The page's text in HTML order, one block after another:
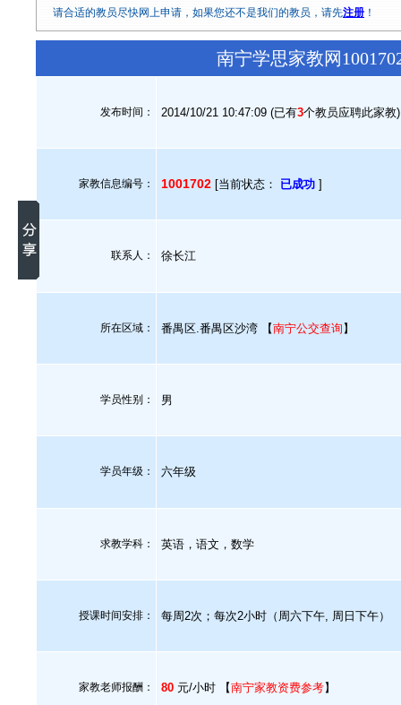
请合适的教员尽快网上申请，如果您还不是我们的教员，请先注册 ！
南宁学思家教网
发布时间： 2014/10/21 10:47:09 (已有3个教员应聘此家教)
家教信息编号： 1001702 [当前状态： 已成功 ]
联系人： 徐长江
所在区域： 番禺区.番禺区沙湾 【南宁公交查询 】
学员性别： 男
学员年级： 六年级
求教学科： 英语，语文，数学
授课时间安排： 每周2次；每次2小时（周六下午, 周日下午）
家教老师报酬： 80 元/小时 【南宁家教资费参考】